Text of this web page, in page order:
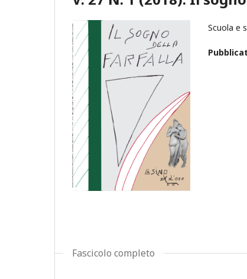
Scuola e
Fascicolo completo